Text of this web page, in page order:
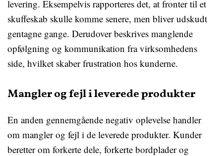
levering. Eksempelvis rapporteres det, at fronter til et
skuffeskab skulle komme senere, men bliver udskudt
gentagne gange. Derudover beskrives manglende
opfølgning og kommunikation fra virksomhedens
side, hvilket skaber frustration hos kunderne.
Mangler og fejl i leverede produkter
En anden gennemgående negativ oplevelse handler
om mangler og fejl i de leverede produkter. Kunder
beretter om forkerte dele, forkerte bordplader og